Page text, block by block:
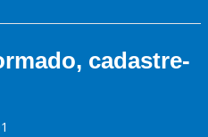
cadastre-